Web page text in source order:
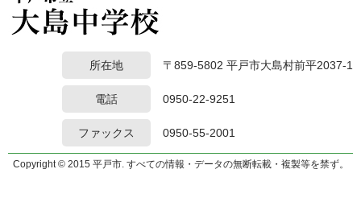
所在地 〒859-5802 平戸市大島村前平2037-1
電話 0950-22-9251
ファックス 0950-55-2001
Copyright © 2015 平戸市. すべての情報・データの無断転載・複製等を禁ず。